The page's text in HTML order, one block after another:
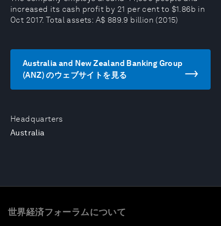
Headquarters
Australia
increased its cash profit by 21 per cent to $1.86b in
Oct 2017. Total assets‎: ‎A$ 889.9 billion (2015)
Australia and New Zealand Banking Group
(ANZ) のウェブサイトを見る
世界経済フォーラムについて